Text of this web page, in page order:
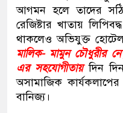
আগমন হলে তাদের
রেজিষ্টার খাতায়
থাকলেও অভিযুক্ত
মালিক- মামুন চৌধুরীর
এর সহযোগীতায়দিন
অসামাজিক
বানিজ্য।